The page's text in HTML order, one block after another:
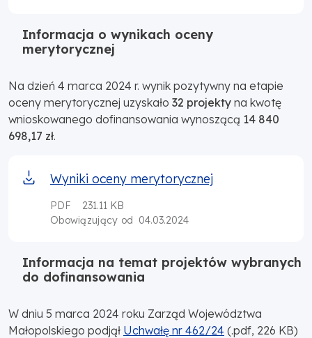
Informacja o wynikach oceny
merytorycznej
Na dzień 4 marca 2024 r. wynik pozytywny na etapie
oceny merytorycznej uzyskało 32 projekty na kwotę
wnioskowanego dofinansowania wynoszącą 14 840
698,17 zł.
Wyniki oceny merytorycznej
PDF
231.11 KB
Obowiązujący od 04.03.2024
Informacja na temat projektów wybranych
do dofinansowania
W dniu 5 marca 2024 roku Zarząd Województwa
Małopolskiego podjął Uchwałę nr 462/24 (.pdf, 226 KB)